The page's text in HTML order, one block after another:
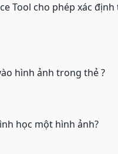
Tool cho phép xác định
hình ảnh trong thẻ?
học một hình ảnh?